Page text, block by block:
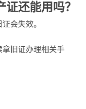
还能用吗？
会失效。
旧证办理相关手